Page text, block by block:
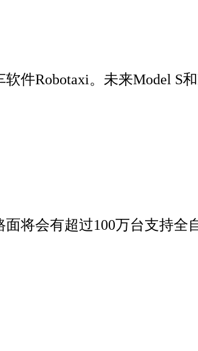
件Robotaxi。未来Model S
将会有超过100万台支持全